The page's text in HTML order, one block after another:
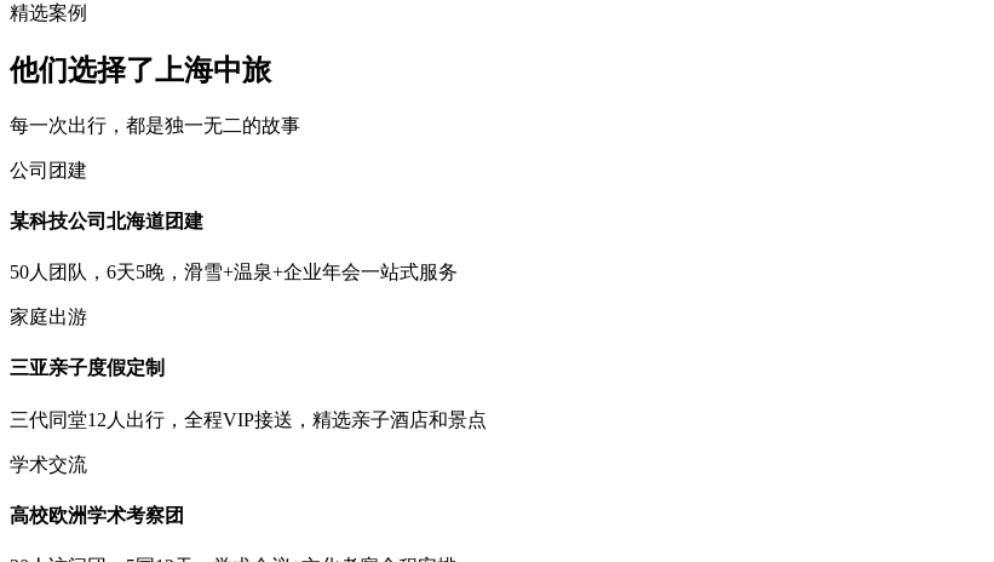
精选案例
他们选择了上海中旅
每一次出行，都是独一无二的故事
公司团建
某科技公司北海道团建
50人团队，6天5晚，滑雪+温泉+企业年会一站式服务
家庭出游
三亚亲子度假定制
三代同堂12人出行，全程VIP接送，精选亲子酒店和景点
学术交流
高校欧洲学术考察团